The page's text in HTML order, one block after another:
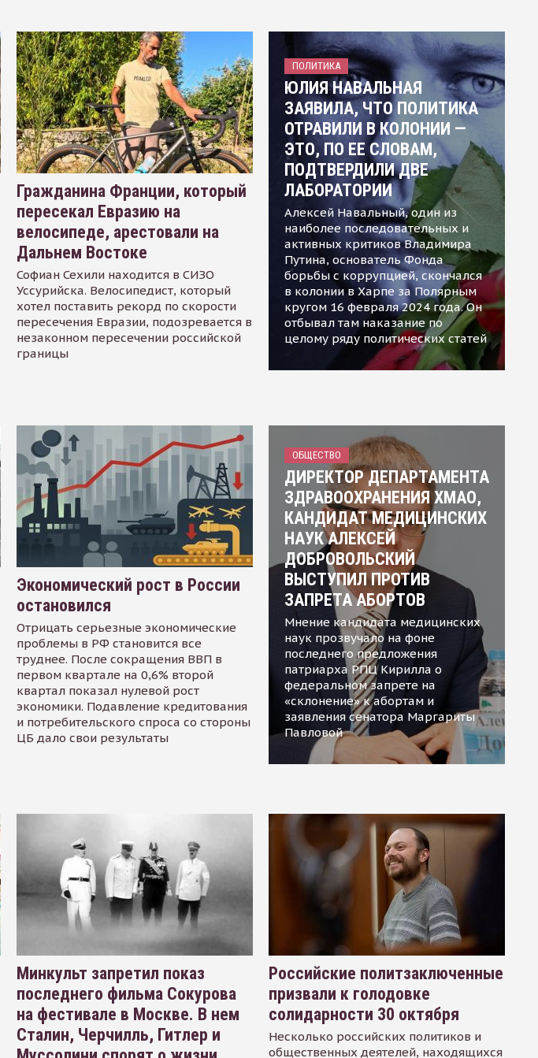
Гражданина Франции, который
пересекал Евразию на
велосипеде, арестовали на
Дальнем Востоке
Софиан Сехили находится в СИЗО
Уссурийска. Велосипедист, который
хотел поставить рекорд по скорости
пересечения Евразии, подозревается в
незаконном пересечении российской
границы
ПОЛИТИКА
ЮЛИЯ НАВАЛЬНАЯ
ЗАЯВИЛА, ЧТО ПОЛИТИКА
ОТРАВИЛИ В КОЛОНИИ —
ЭТО, ПО ЕЕ СЛОВАМ,
ПОДТВЕРДИЛИ ДВЕ
ЛАБОРАТОРИИ
Алексей Навальный, один из
наиболее последовательных и
активных критиков Владимира
Путина, основатель Фонда
борьбы с коррупцией, скончался
в колонии в Харпе за Полярным
кругом 16 февраля 2024 года. Он
отбывал там наказание по
целому ряду политических статей
Экономический рост в России
остановился
Отрицать серьезные экономические
проблемы в РФ становится все
труднее. После сокращения ВВП в
первом квартале на 0,6% второй
квартал показал нулевой рост
экономики. Подавление кредитования
и потребительского спроса со стороны
ЦБ дало свои результаты
ОБЩЕСТВО
ДИРЕКТОР ДЕПАРТАМЕНТА
ЗДРАВООХРАНЕНИЯ ХМАО,
КАНДИДАТ МЕДИЦИНСКИХ
НАУК АЛЕКСЕЙ
ДОБРОВОЛЬСКИЙ
ВЫСТУПИЛ ПРОТИВ
ЗАПРЕТА АБОРТОВ
Мнение кандидата медицинских
наук прозвучало на фоне
последнего предложения
патриарха РПЦ Кирилла о
федеральном запрете на
«склонение» к абортам и
заявления сенатора Маргариты
Павловой
Минкульт запретил показ
последнего фильма Сокурова
на фестивале в Москве. В нем
Сталин, Черчилль, Гитлер и
Российские политзаключенные
призвали к голодовке
солидарности 30 октября
Несколько российских политиков и
общественных деятелей, находящихся